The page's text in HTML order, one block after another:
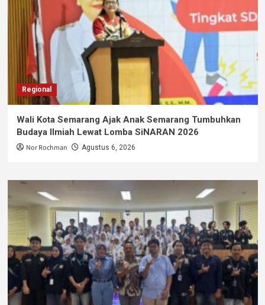
Regional
Wali Kota Semarang Ajak Anak Semarang Tumbuhkan
Budaya Ilmiah Lewat Lomba SiNARAN 2026
Nor Rochman Agustus 6, 2026